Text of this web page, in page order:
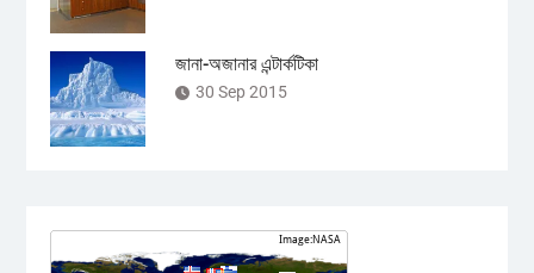
জানা-অজানার এন্টার্কটিকা
30 Sep 2015